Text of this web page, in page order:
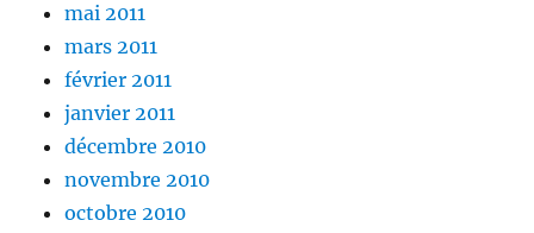
mai 2011
mars 2011
février 2011
janvier 2011
décembre 2010
novembre 2010
octobre 2010